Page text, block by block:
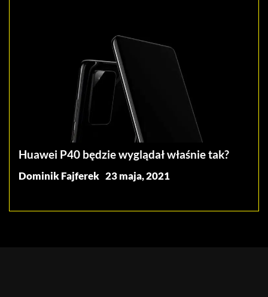
Huawei P40 będzie wyglądał właśnie tak?
Dominik Fajferek 23 maja, 2021